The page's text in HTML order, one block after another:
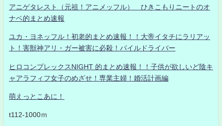
アニゲタレスト（元祖！アニメッフル） ひきこもりニートのオ
ナベ的まとめ速報
ユカ・ヨネッフル！初老的まとめ速報！！大帝イタチにラリアッ
ト！害獣神アリ・ガー被害に必殺！パイルドライバー
ヒロコンプレックスNIGHT 的まとめ速報！！子供が欲しいど陰キ
ャアラフィフ女子のめざせ！専業主婦！婚活計画編
萌えっとこあに！
t112-1000ｍ